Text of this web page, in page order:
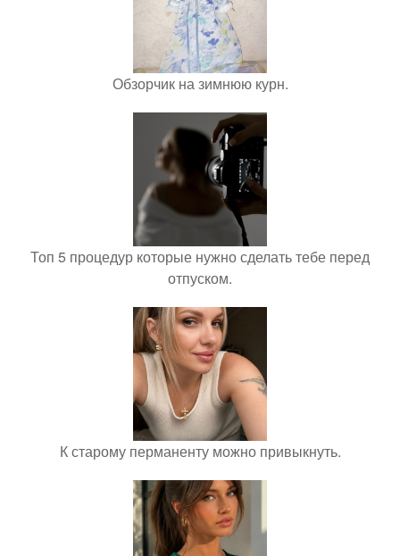
Обзорчик на зимнюю курн.
Топ 5 процедур которые нужно сделать тебе перед
отпуском.
К старому перманенту можно привыкнуть.